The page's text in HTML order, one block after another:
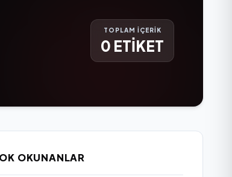
TOPLAM İÇERİK
0 ETİKET
OKUNANLAR